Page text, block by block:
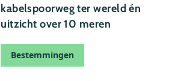
kabelspoorweg ter wereld én
uitzicht over 10 meren
Bestemmingen